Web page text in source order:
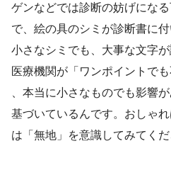
ゲンなどでは診断の妨げにな
で、絵の具のシミが診断書に
小さなシミでも、大事な文字
医療機関が「ワンポイントで
、本当に小さなものでも影響
基づいているんです。おしゃ
は「無地」を意識してみてくだ